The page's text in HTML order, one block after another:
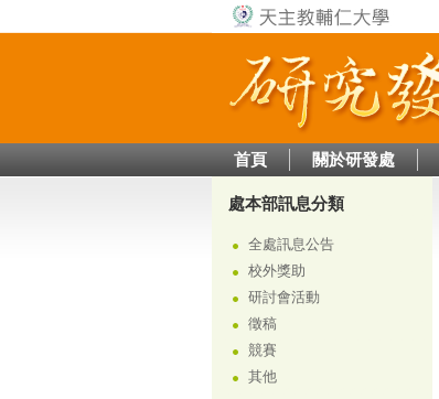
首頁 關於研發處
處本部訊息分類
全處訊息公告
校外獎助
研討會活動
徵稿
競賽
其他